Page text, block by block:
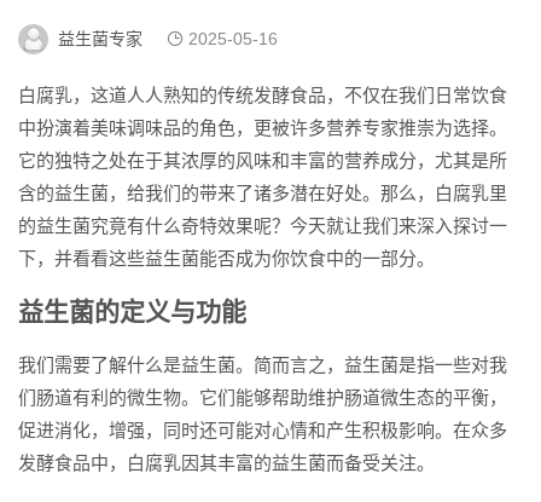
益生菌专家 2025-05-16
白腐乳，这道人人熟知的传统发酵食品，不仅在我们日常饮食
中扮演着美味调味品的角色，更被许多营养专家推崇为选择。
它的独特之处在于其浓厚的风味和丰富的营养成分，尤其是所
含的益生菌，给我们的带来了诸多潜在好处。那么，白腐乳里
的益生菌究竟有什么奇特效果呢？今天就让我们来深入探讨一
下，并看看这些益生菌能否成为你饮食中的一部分。
益生菌的定义与功能
我们需要了解什么是益生菌。简而言之，益生菌是指一些对我
们肠道有利的微生物。它们能够帮助维护肠道微生态的平衡，
促进消化，增强，同时还可能对心情和产生积极影响。在众多
发酵食品中，白腐乳因其丰富的益生菌而备受关注。